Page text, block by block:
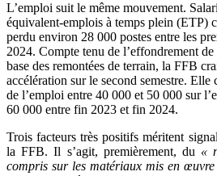
L’emploi suit le même mouvement.
équivalent-emplois à temps plein (ETP)
perdu environ 28 000 postes entre les
2024. Compte tenu de l’effondrement
base des remontées de terrain, la FFB
accélération sur le second semestre.
de l’emploi entre 40 000 et 50 000 sur
60 000 entre fin 2023 et fin 2024.
Trois facteurs très positifs méritent
la FFB. Il s’agit, premièrement, du «
compris sur les matériaux mis en